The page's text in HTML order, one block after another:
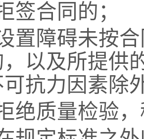
签合同的；
置障碍未按
以及所提供
可抗力因素除
绝质量检验